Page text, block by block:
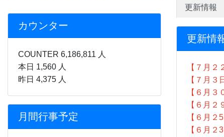
カウンター
COUNTER 6,186,811 人
本日 1,560 人
昨日 4,375 人
月間行事予定
更新情報
更新情
【７月２
【７月３
【６月３
【６月２
【６月２5
【６月２